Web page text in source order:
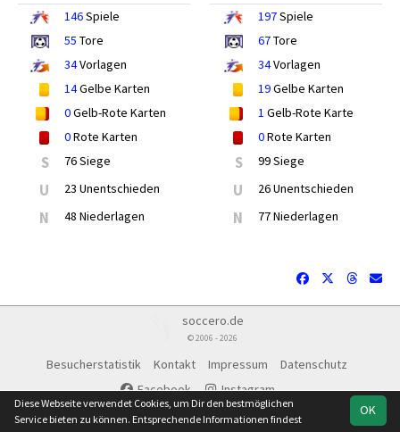
146Spiele
55 Tore
34Vorlagen
14Gelbe Karten
0Gelb-Rote Karten
0Rote Karten
S 76 Siege
U 23 Unentschieden
N 48 Niederlagen
197Spiele
67Tore
34Vorlagen
19Gelbe Karten
1 Gelb-Rote Karte
0Rote Karten
S 99 Siege
U 26 Unentschieden
N 77 Niederlagen
soccero.de
© 2006 - 2026
Besucherstatistik Kontakt Impressum
Datenschutz
Facebook
Instagram
OK
Diese Webseite verwendet Cookies, um Dir den bestmöglichen
Service bieten zu können. Entsprechende Informationen findest